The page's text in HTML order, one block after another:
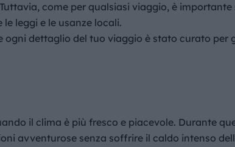
come per qualsiasi viaggio, è
leggi e le usanze locali.
dettaglio del tuo viaggio è stato curato per
il clima è più fresco e piacevole. Durante
avventurose senza soffrire il caldo intenso